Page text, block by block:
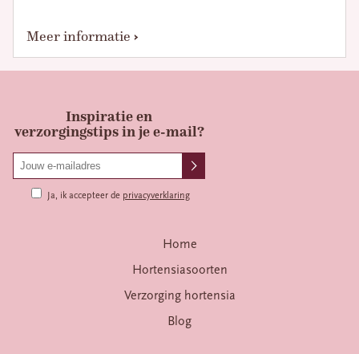
Meer informatie
Inspiratie en
verzorgingstips in je e-mail?
Ja, ik accepteer de privacyverklaring
Home
Hortensiasoorten
Verzorging hortensia
Blog